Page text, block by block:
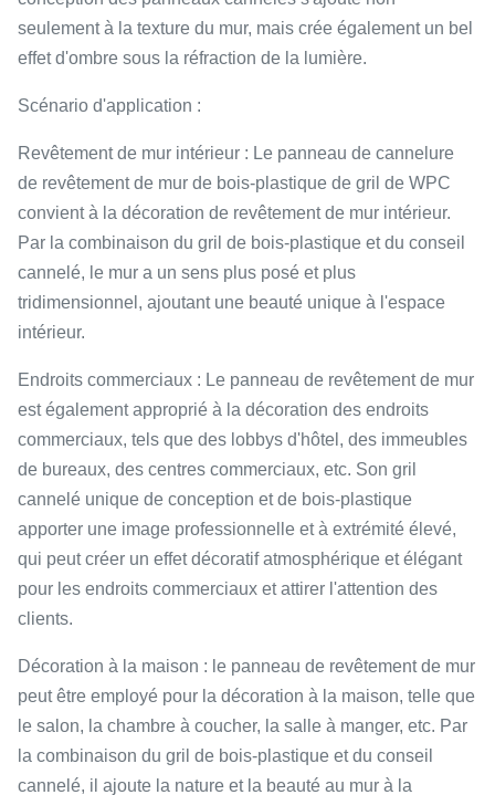
seulement à la texture du mur, mais crée également un bel
effet d'ombre sous la réfraction de la lumière.
Scénario d'application :
Revêtement de mur intérieur : Le panneau de cannelure
de revêtement de mur de bois-plastique de gril de WPC
convient à la décoration de revêtement de mur intérieur.
Par la combinaison du gril de bois-plastique et du conseil
cannelé, le mur a un sens plus posé et plus
tridimensionnel, ajoutant une beauté unique à l'espace
intérieur.
Endroits commerciaux : Le panneau de revêtement de mur
est également approprié à la décoration des endroits
commerciaux, tels que des lobbys d'hôtel, des immeubles
de bureaux, des centres commerciaux, etc. Son gril
cannelé unique de conception et de bois-plastique
apporter une image professionnelle et à extrémité élevé,
qui peut créer un effet décoratif atmosphérique et élégant
pour les endroits commerciaux et attirer l'attention des
clients.
Décoration à la maison : le panneau de revêtement de mur
peut être employé pour la décoration à la maison, telle que
le salon, la chambre à coucher, la salle à manger, etc. Par
la combinaison du gril de bois-plastique et du conseil
cannelé, il ajoute la nature et la beauté au mur à la